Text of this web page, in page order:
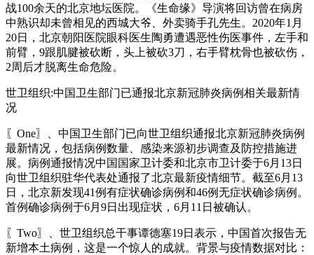
战100余天的北京地坛医院。《生命缘》导演将回访曾在病房
中熟识却未曾相见的西城大爷、外卖骑手孔先生。2020年1月
20日，北京朝阳医院眼科医生陶勇遭遇恶性伤医事件，左手和
前臂，9跟肌腱被砍断，头上被砍3刀，右手臂枕骨也被砍伤，
2周后才脱离生命危险。
世卫组织:中国卫生部门已通报北京新冠肺炎病例相关最新情
况
〖One〗、中国卫生部门已向世卫组织通报北京新冠肺炎病例
最新情况，包括病例数量、感染来源初步调查及防控措施进
展。病例通报情况中国国家卫计委和北京市卫计委于6月13日
向世卫组织驻华代表处通报了北京最新疫情细节。截至6月13
日，北京新发现41例有症状确诊病例和46例无症状确诊病例。
首例确诊病例于6月9日出现症状，6月11日被确认。
〖Two〗、世卫组织总干事谭德塞19日表示，中国首次报告无
新增本土病例，这是一个惊人的成就。背景与疫情数据对比：